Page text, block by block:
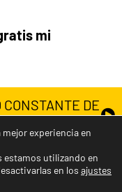
mi
CONSTANTE DE
experiencia en
estamos utilizando en
en los ajustes